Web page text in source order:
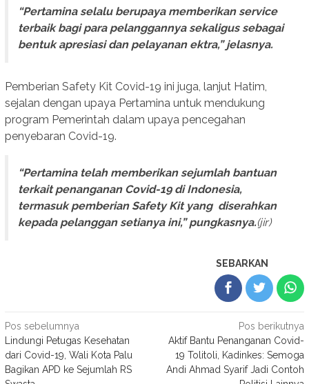
“Pertamina selalu berupaya memberikan service
terbaik bagi para pelanggannya sekaligus sebagai
bentuk apresiasi dan pelayanan ektra,” jelasnya.
Pemberian Safety Kit Covid-19 ini juga, lanjut Hatim,
sejalan dengan upaya Pertamina untuk mendukung
program Pemerintah dalam upaya pencegahan
penyebaran Covid-19.
“Pertamina telah memberikan sejumlah bantuan
terkait penanganan Covid-19 di Indonesia,
termasuk pemberian Safety Kit yang diserahkan
kepada pelanggan setianya ini,” pungkasnya.(jir)
SEBARKAN
Navigasi
pos
Pos sebelumnya
Lindungi Petugas Kesehatan
dari Covid-19, Wali Kota Palu
Bagikan APD ke Sejumlah RS
Pos berikutnya
Aktif Bantu Penanganan Covid-
19 Tolitoli, Kadinkes: Semoga
Andi Ahmad Syarif Jadi Contoh